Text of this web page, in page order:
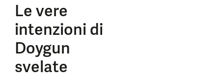
Le vere
intenzioni di
Doygun
svelate